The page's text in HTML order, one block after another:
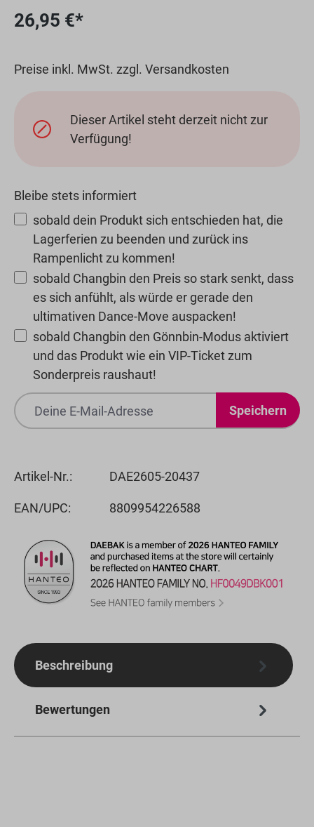
26,95 €*
Preise inkl. MwSt. zzgl. Versandkosten
Dieser Artikel steht derzeit nicht zur
Verfügung!
Bleibe stets informiert
sobald dein Produkt sich entschieden hat, die
Lagerferien zu beenden und zurück ins
Rampenlicht zu kommen!
sobald Changbin den Preis so stark senkt, dass
es sich anfühlt, als würde er gerade den
ultimativen Dance-Move auspacken!
sobald Changbin den Gönnbin-Modus aktiviert
und das Produkt wie ein VIP-Ticket zum
Sonderpreis raushaut!
Speichern
Artikel-Nr.: DAE2605-20437
EAN/UPC: 8809954226588
Beschreibung
Bewertungen